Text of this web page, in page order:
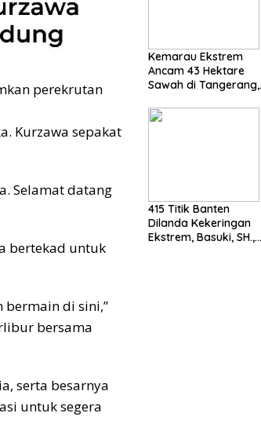
perekrutan
Kurzawa sepakat
Selamat datang
bertekad untuk
bermain di sini,”
bersama
serta besarnya
untuk segera
Kemarau Ekstrem
Ancam 43 Hektare
Sawah di Tangerang,
Dorong Langkah
415 Titik Banten
Dilanda Kekeringan
Ekstrem, Basuki, SH.,